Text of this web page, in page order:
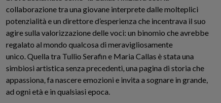
collaborazione tra una giovane interprete dalle molteplici
potenzialità e un direttore d’esperienza che incentrava il suo
agire sulla valorizzazione delle voci: un binomio che avrebbe
regalato al mondo qualcosa di meravigliosamente
unico. Quella tra Tullio Serafin e Maria Callas è stata una
simbiosi artistica senza precedenti, una pagina di storia che
appassiona, fa nascere emozioni e invita a sognare in grande,
ad ogni età e in qualsiasi epoca.